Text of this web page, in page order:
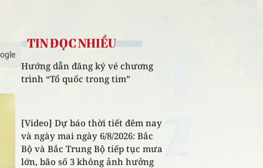
TIN ĐỌC NHIỀU
Hướng dẫn đăng ký vé chương
trình “Tổ quốc trong tim”
[Video] Dự báo thời tiết đêm nay
và ngày mai ngày 6/8/2026: Bắc
Bộ và Bắc Trung Bộ tiếp tục mưa
lớn, bão số 3 không ảnh hưởng